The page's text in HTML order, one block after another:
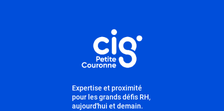
Expertise et proximité
pour les grands défis RH,
aujourd'hui et demain.